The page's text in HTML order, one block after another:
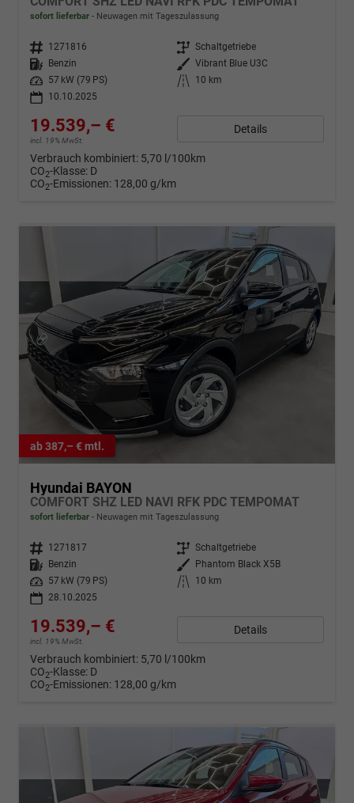
sofort lieferbar Neuwagen mit Tageszulassung
Fahrzeugnr. 1271816 Getriebe Schaltgetriebe
Kraftstoff
Benzin Außenfarbe Vibrant Blue U3C
Leistung
57 kW (79 PS) Kilometerstand
10 km
10.10.2025
19.539,– €
incl. 19% MwSt.
Details
Verbrauch kombiniert: 5,70 l/100km
CO2-Klasse: D
CO2-Emissionen: 128,00 g/km
ab 387,– € mtl.
Hyundai BAYON
COMFORT SHZ LED NAVI RFK PDC TEMPOMAT
sofort lieferbar Neuwagen mit Tageszulassung
Fahrzeugnr. 1271817 Getriebe Schaltgetriebe
Kraftstoff
Benzin Außenfarbe
Phantom Black X5B
Leistung
57 kW (79 PS) Kilometerstand
10 km
28.10.2025
19.539,– €
incl. 19% MwSt.
Details
Verbrauch kombiniert: 5,70 l/100km
CO2-Klasse: D
CO2-Emissionen: 128,00 g/km